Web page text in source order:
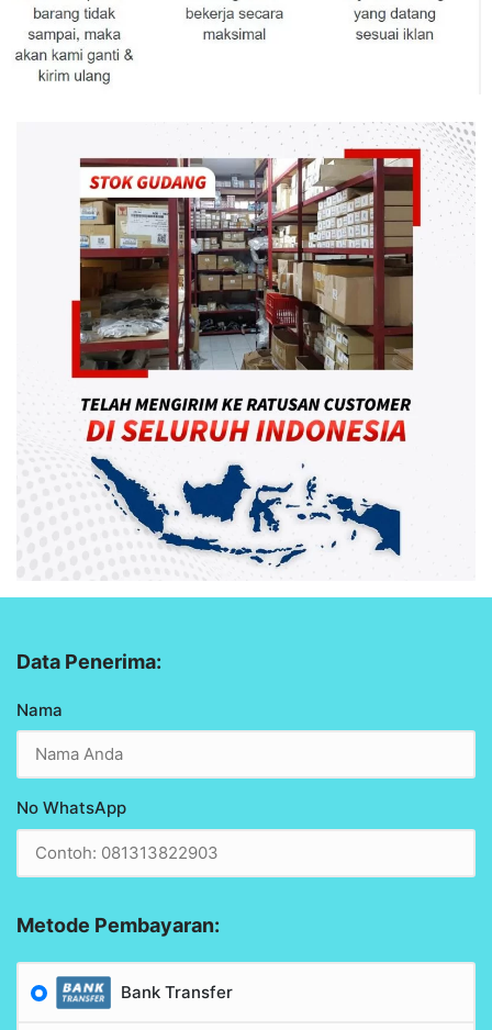
Data Penerima:
Nama
No WhatsApp
Metode Pembayaran:
Bank Transfer